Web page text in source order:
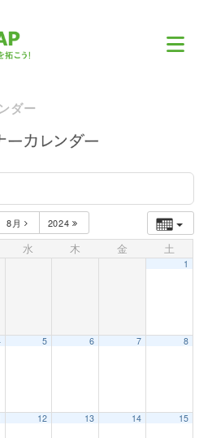
ダー
8月 2024
水 木 金 土
1
5 6 7 8
12 13 14 15